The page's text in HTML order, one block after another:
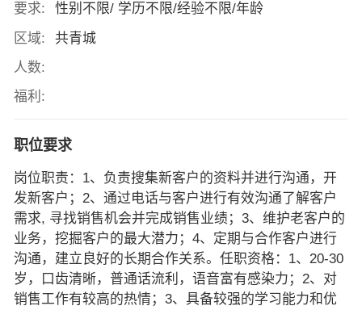
要求:
性别不限/ 学历不限/经验不限/年龄
区域:
共青城
人数:
福利:
职位要求
岗位职责：1、负责搜集新客户的资料并进行沟通，开
发新客户；2、通过电话与客户进行有效沟通了解客户
需求, 寻找销售机会并完成销售业绩；3、维护老客户的
业务，挖掘客户的最大潜力；4、定期与合作客户进行
沟通，建立良好的长期合作关系。任职资格：1、20-30
岁，口齿清晰，普通话流利，语音富有感染力；2、对
销售工作有较高的热情；3、具备较强的学习能力和优